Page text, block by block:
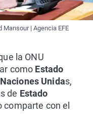
Mansour | Agencia EFE
la ONU
como Estado
Unidas,
de Estado
comparte con el